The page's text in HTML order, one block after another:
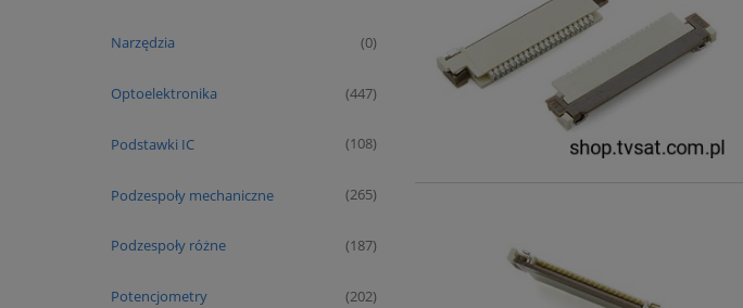
Narzędzia (0)
Optoelektronika (447)
Podstawki IC (108)
Podzespoły mechaniczne (265)
Podzespoły różne (187)
Potencjometry (202)